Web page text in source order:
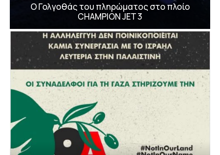
Ο Γολγοθάς του πληρώματος στο πλοίο
CHAMPION JET 3